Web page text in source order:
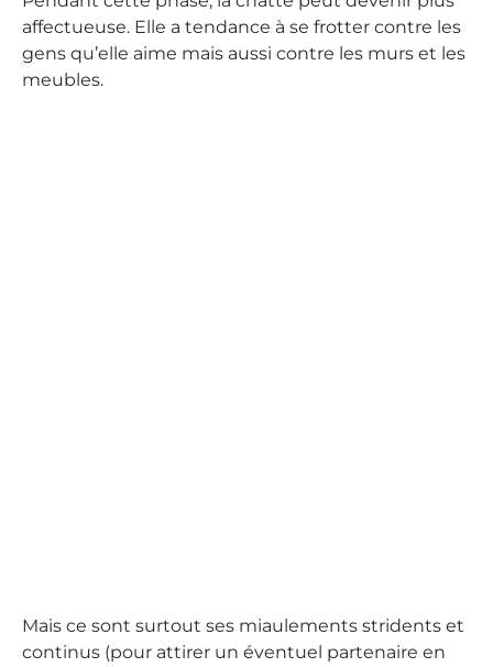
affectueuse. Elle a tendance à se frotter contre les
gens qu’elle aime mais aussi contre les murs et les
meubles.
Mais ce sont surtout ses miaulements stridents et
continus (pour attirer un éventuel partenaire en